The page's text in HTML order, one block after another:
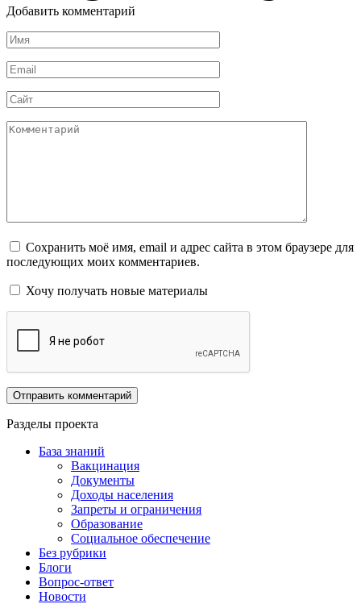
Добавить комментарий
Имя
*
Email
*
Сайт
Комментарий
Сохранить моё имя, email и адрес сайта в этом браузере для
последующих моих комментариев.
Хочу получать новые материалы
Разделы проекта
База знаний
Вакцинация
Документы
Доходы населения
Запреты и ограничения
Образование
Социальное обеспечение
Без рубрики
Блоги
Вопрос-ответ
Новости